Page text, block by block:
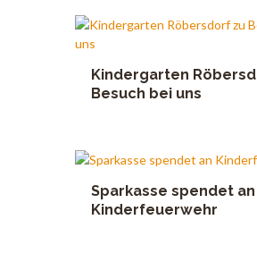
Kindergarten
Besuch bei uns
Sparkasse spendet an
Kinderfeuerwehr